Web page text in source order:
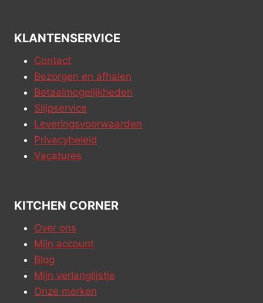
KLANTENSERVICE
Contact
Bezorgen en afhalen
Betaalmogelijkheden
Slijpservice
Leveringsvoorwaarden
Privacybeleid
Vacatures
KITCHEN CORNER
Over ons
Mijn account
Blog
Mijn verlanglijstje
Onze merken